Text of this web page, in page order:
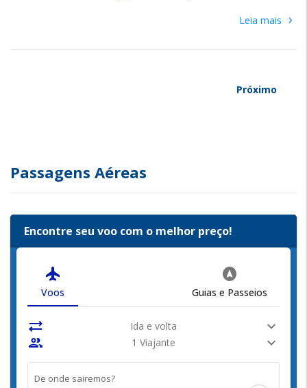
Leia mais ›
Próximo
Passagens Aéreas
Encontre seu voo com o melhor preço!
flight
Voos
assistant_navigation
Guias e Passeios
sync_alt Ida e volta
expand_more
people
1 Viajante expand_more
De onde sairemos?